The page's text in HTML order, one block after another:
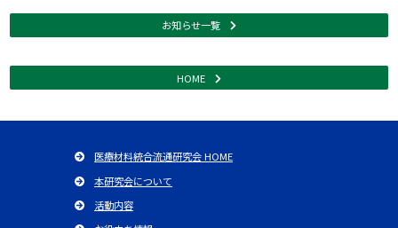
お知らせ一覧
HOME
医療材料統合流通研究会 HOME
本研究会について
活動内容